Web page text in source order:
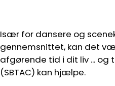
Især for dansere og
gennemsnittet, kan det
afgørende tid i dit liv ... og
(SBTAC) kan hjælpe.